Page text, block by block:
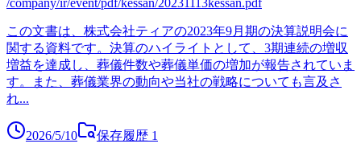
/company/ir/event/pdf/kessan/20231113kessan.pdf
この文書は、株式会社ティアの2023年9月期の決算説明会に
関する資料です。決算のハイライトとして、3期連続の増収
増益を達成し、葬儀件数や葬儀単価の増加が報告されていま
す。また、葬儀業界の動向や当社の戦略についても言及さ
れ...
2026/5/10 保存履歴 1